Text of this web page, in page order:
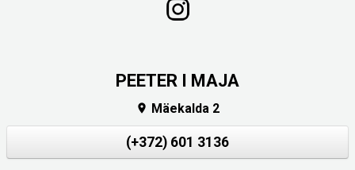
PEETER I MAJA
 Mäekalda 2
(+372) 601 3136